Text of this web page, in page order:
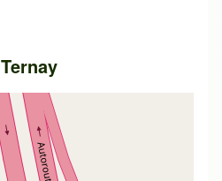
Ternay